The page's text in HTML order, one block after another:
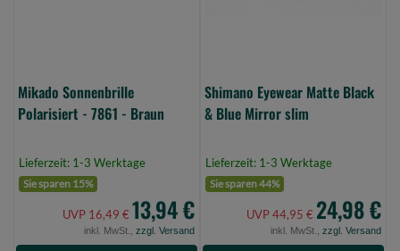
Mikado Sonnenbrille
Polarisiert - 7861 - Braun
Lieferzeit: 1-3 Werktage
Sie sparen 15%
UVP 16,49 € 13,94 €
inkl. MwSt., zzgl. Versand
Shimano Eyewear Matte Black
& Blue Mirror slim
Lieferzeit: 1-3 Werktage
Sie sparen 44%
UVP 44,95 € 24,98 €
inkl. MwSt., zzgl. Versand